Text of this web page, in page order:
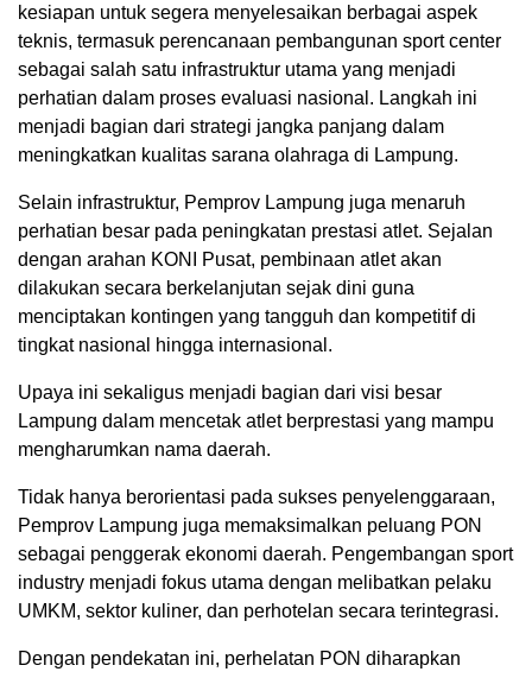
kesiapan untuk segera menyelesaikan berbagai aspek
teknis, termasuk perencanaan pembangunan sport center
sebagai salah satu infrastruktur utama yang menjadi
perhatian dalam proses evaluasi nasional. Langkah ini
menjadi bagian dari strategi jangka panjang dalam
meningkatkan kualitas sarana olahraga di Lampung.
Selain infrastruktur, Pemprov Lampung juga menaruh
perhatian besar pada peningkatan prestasi atlet. Sejalan
dengan arahan KONI Pusat, pembinaan atlet akan
dilakukan secara berkelanjutan sejak dini guna
menciptakan kontingen yang tangguh dan kompetitif di
tingkat nasional hingga internasional.
Upaya ini sekaligus menjadi bagian dari visi besar
Lampung dalam mencetak atlet berprestasi yang mampu
mengharumkan nama daerah.
Tidak hanya berorientasi pada sukses penyelenggaraan,
Pemprov Lampung juga memaksimalkan peluang PON
sebagai penggerak ekonomi daerah. Pengembangan sport
industry menjadi fokus utama dengan melibatkan pelaku
UMKM, sektor kuliner, dan perhotelan secara terintegrasi.
Dengan pendekatan ini, perhelatan PON diharapkan